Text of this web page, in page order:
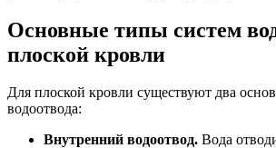
Основные типы систем
плоской кровли
Для плоской кровли существуют два
водоотвода:
Внутренний водоотвод. Вода